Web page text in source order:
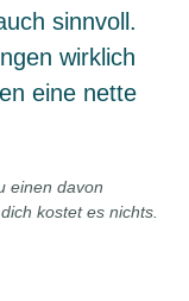
sinnvoll.
wirklich
eine nette
einen davon
kostet es nichts.